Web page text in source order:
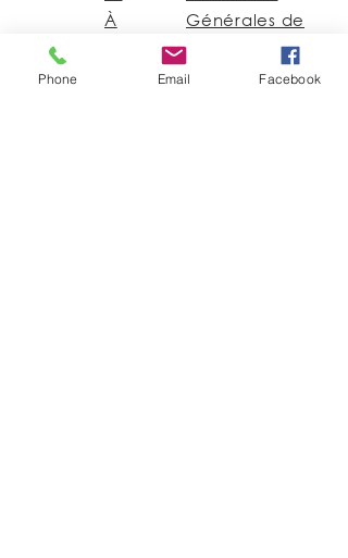
À
Propos
Contact
Générales de
vente
Phone Email Facebook